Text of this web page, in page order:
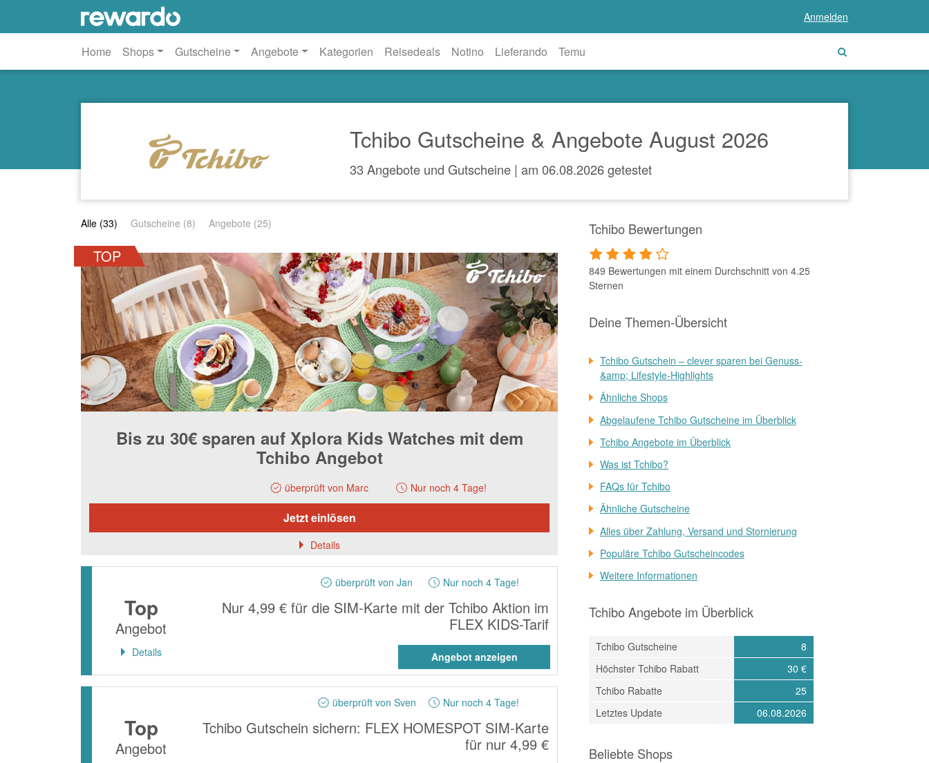
Anmelden
Home Shops Gutscheine Angebote Kategorien Reisedeals Notino Lieferando Temu
Tchibo Gutscheine & Angebote August 2026
33 Angebote und Gutscheine | am 06.08.2026 getestet
Alle (33) Gutscheine (8) Angebote (25)
TOP
Bis zu 30€ sparen auf Xplora Kids Watches mit dem
Tchibo Angebot
überprüft von Marc Nur noch 4 Tage!
Details
Jetzt einlösen
überprüft von Jan Nur noch 4 Tage!
Top
Angebot
Nur 4,99 € für die SIM-Karte mit der Tchibo Aktion im
FLEX KIDS-Tarif
Details Angebot anzeigen
überprüft von Sven Nur noch 4 Tage!
Top
Angebot
Tchibo Gutschein sichern: FLEX HOMESPOT SIM-Karte
für nur 4,99 €
Tchibo Bewertungen
849 Bewertungen mit einem Durchschnitt von 4.25
Sternen
Deine Themen-Übersicht
Tchibo Gutschein – clever sparen bei Genuss-
&amp; Lifestyle-Highlights
Ähnliche Shops
Abgelaufene Tchibo Gutscheine im Überblick
Tchibo Angebote im Überblick
Was ist Tchibo?
FAQs für Tchibo
Ähnliche Gutscheine
Alles über Zahlung, Versand und Stornierung
Populäre Tchibo Gutscheincodes
Weitere Informationen
Tchibo Angebote im Überblick
Tchibo Gutscheine
8
Höchster Tchibo Rabatt
30 €
Tchibo Rabatte
25
Letztes Update
06.08.2026
Beliebte Shops